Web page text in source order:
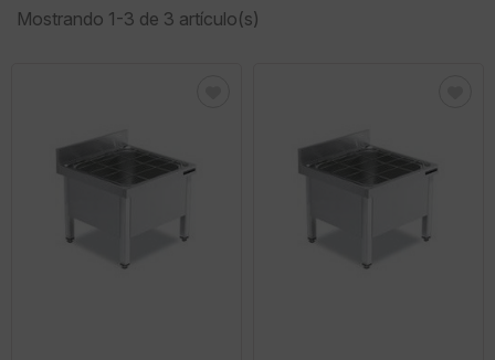
Mostrando 1-3 de 3 artículo(s)